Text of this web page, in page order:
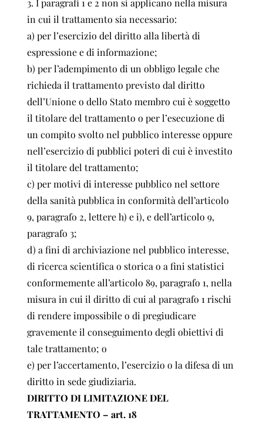
in cui il trattamento sia necessario:
a) per l’esercizio del diritto alla libertà di
espressione e di informazione;
b) per l’adempimento di un obbligo legale che
richieda il trattamento previsto dal diritto
dell’Unione o dello Stato membro cui è soggetto
il titolare del trattamento o per l’esecuzione di
un compito svolto nel pubblico interesse oppure
nell’esercizio di pubblici poteri di cui è investito
il titolare del trattamento;
c) per motivi di interesse pubblico nel settore
della sanità pubblica in conformità dell’articolo
9, paragrafo 2, lettere h) e i), e dell’articolo 9,
paragrafo 3;
d) a fini di archiviazione nel pubblico interesse,
di ricerca scientifica o storica o a fini statistici
conformemente all’articolo 89, paragrafo 1, nella
misura in cui il diritto di cui al paragrafo 1 rischi
di rendere impossibile o di pregiudicare
gravemente il conseguimento degli obiettivi di
tale trattamento; o
e) per l’accertamento, l’esercizio o la difesa di un
diritto in sede giudiziaria.
DIRITTO DI LIMITAZIONE DEL
TRATTAMENTO – art. 18